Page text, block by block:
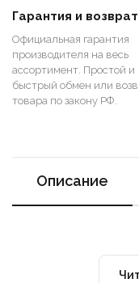
Гарантия и возврат
Официальная гарантия
производителя на весь
ассортимент. Простой и
быстрый обмен или
товара по закону РФ.
Описание